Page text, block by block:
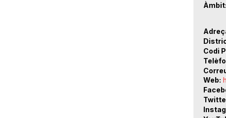
Àmbit
Codi
Web